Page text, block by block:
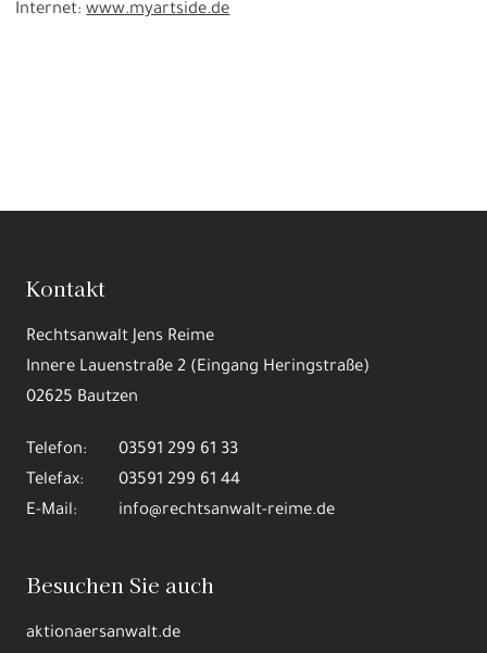
Internet:www.myartside.de
Kontakt
Rechtsanwalt Jens Reime
Innere Lauenstraße 2 (Eingang Heringstraße)
02625 Bautzen
Telefon:
03591 299 61 33
Telefax:
03591 299 61 44
E-Mail:
info@rechtsanwalt-reime.de
Besuchen Sie auch
aktionaersanwalt.de